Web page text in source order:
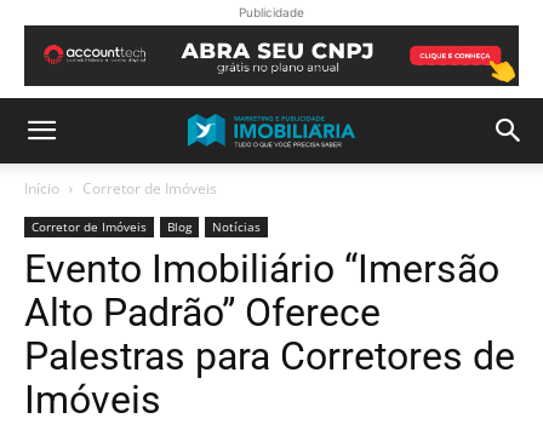
Publicidade
Início Corretor de Imóveis
Corretor de Imóveis Blog Notícias
Evento Imobiliário “Imersão
Alto Padrão” Oferece
Palestras para Corretores de
Imóveis